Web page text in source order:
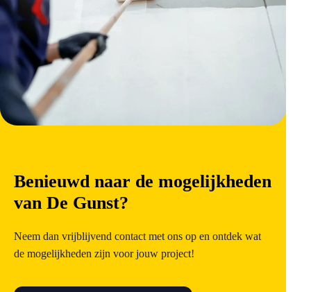
Benieuwd naar de mogelijkheden
van De Gunst?
Neem dan vrijblijvend contact met ons op en ontdek wat
de mogelijkheden zijn voor jouw project!